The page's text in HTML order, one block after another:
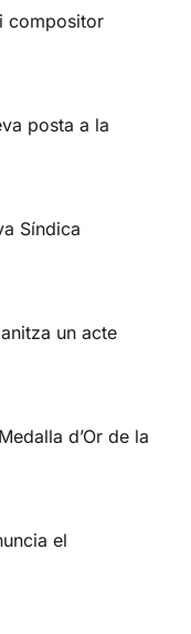
compositor
posta a la
Síndica
un acte
d’Or de la
el